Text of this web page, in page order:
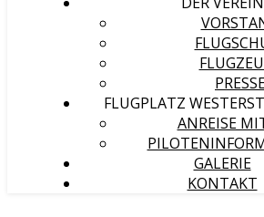
FLUGPLATZ
ANREISE
GALERIE
KONTAKT